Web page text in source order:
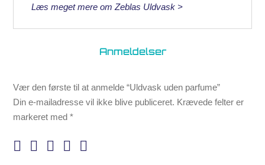
Læs meget mere om Zeblas Uldvask >
Anmeldelser
Vær den første til at anmelde “Uldvask uden parfume”
Din e-mailadresse vil ikke blive publiceret. Krævede felter er
markeret med*